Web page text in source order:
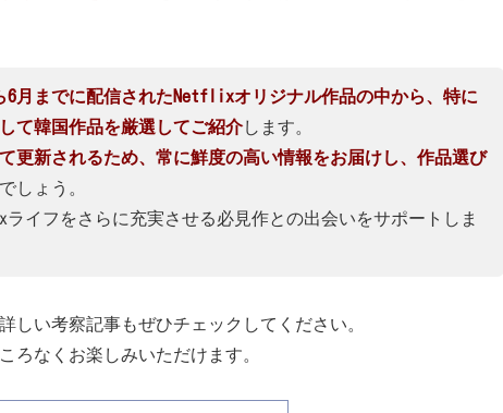
6月までに配信されたNetflixオリジナル作品の中から、特に
て韓国作品を厳選してご紹介します。
更新されるため、常に鮮度の高い情報をお届けし、作品選び
しょう。
イフをさらに充実させる必見作との出会いをサポートしま
しい考察記事もぜひチェックしてください。
ろなくお楽しみいただけます。